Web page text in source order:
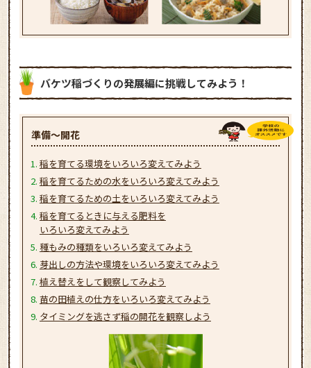
バケツ稲づくりの発展編に挑戦してみよう！
準備～開花
稲を育てる環境をいろいろ変えてみよう
稲を育てるための水をいろいろ変えてみよう
稲を育てるための土をいろいろ変えてみよう
稲を育てるときに与える肥料を
いろいろ変えてみよう
種もみの種類をいろいろ変えてみよう
芽出しの方法や環境をいろいろ変えてみよう
植え替えをして観察してみよう
苗の田植えの仕方をいろいろ変えてみよう
タイミングを逃さず稲の開花を観察しよう